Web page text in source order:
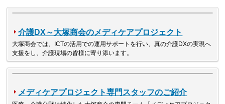
介護DX～大塚商会のメディケアプロジェクト
大塚商会では、ICTの活用での運用サポートを行い、真の介護DXの実現へ
支援をし、介護現場の皆様に寄り添います。
メディケアプロジェクト専門スタッフのご紹介